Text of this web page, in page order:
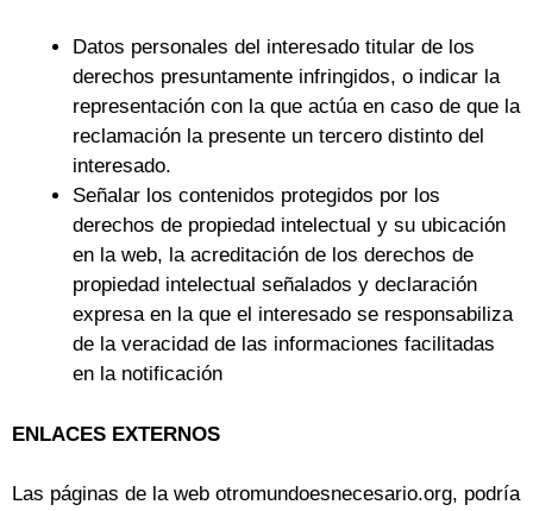
Datos personales del interesado titular de los
derechos presuntamente infringidos, o indicar la
representación con la que actúa en caso de que la
reclamación la presente un tercero distinto del
interesado.
Señalar los contenidos protegidos por los
derechos de propiedad intelectual y su ubicación
en la web, la acreditación de los derechos de
propiedad intelectual señalados y declaración
expresa en la que el interesado se responsabiliza
de la veracidad de las informaciones facilitadas
en la notificación
ENLACES EXTERNOS
Las páginas de la web otromundoesnecesario.org, podría